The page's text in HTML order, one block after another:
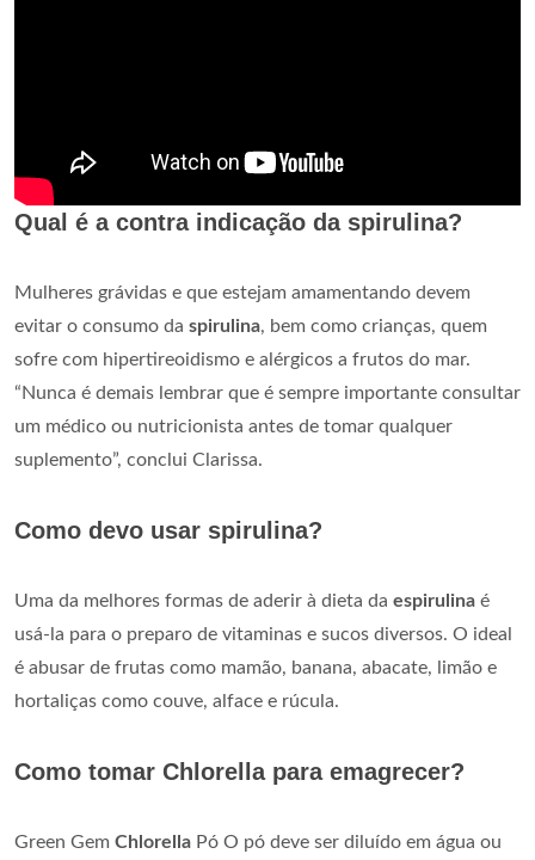
Qual é a contra indicação da spirulina?
Mulheres grávidas e que estejam amamentando devem
evitar o consumo da spirulina, bem como crianças, quem
sofre com hipertireoidismo e alérgicos a frutos do mar.
“Nunca é demais lembrar que é sempre importante consultar
um médico ou nutricionista antes de tomar qualquer
suplemento”, conclui Clarissa.
Como devo usar spirulina?
Uma da melhores formas de aderir à dieta da espirulina é
usá-la para o preparo de vitaminas e sucos diversos. O ideal
é abusar de frutas como mamão, banana, abacate, limão e
hortaliças como couve, alface e rúcula.
Como tomar Chlorella para emagrecer?
Green Gem Chlorella Pó O pó deve ser diluído em água ou